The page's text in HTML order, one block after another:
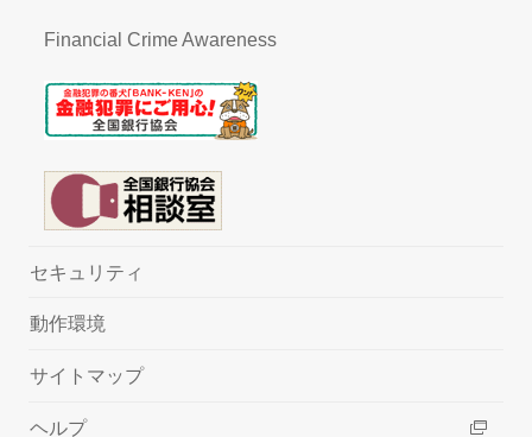
Financial Crime Awareness
セキュリティ
動作環境
サイトマップ
ヘルプ